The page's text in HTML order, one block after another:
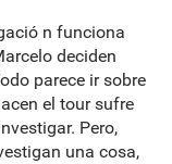
n funciona
deciden
parece ir sobre
el tour sufre
Pero,
una cosa,